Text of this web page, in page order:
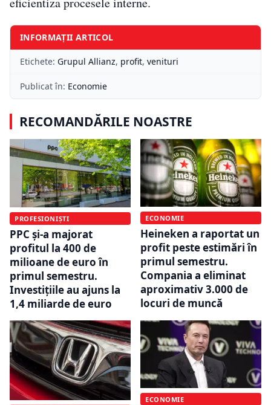
INFORMAȚII ARTICOL
Etichete: Grupul Allianz, profit, venituri
Publicat în: Economie
RECOMANDĂRILE NOASTRE
PROFESIONIȘTI
PPC și-a majorat
profitul la 400 de
milioane de euro în
primul semestru.
Investițiile au ajuns la
1,4 miliarde de euro
ECONOMIE
Heineken a raportat un
profit peste estimări în
primul semestru.
Compania a eliminat
aproximativ 3.000 de
locuri de muncă
ECONOMIE